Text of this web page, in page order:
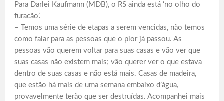
Para Darlei Kaufmann (MDB), o RS ainda está ‘no olho do
furacão’.
– Temos uma série de etapas a serem vencidas, não temos
como falar para as pessoas que o pior já passou. As
pessoas vão querem voltar para suas casas e vão ver que
suas casas não existem mais; vão querer ver o que estava
dentro de suas casas e não está mais. Casas de madeira,
que estão há mais de uma semana embaixo d’água,
provavelmente terão que ser destruídas. Acompanhei mais